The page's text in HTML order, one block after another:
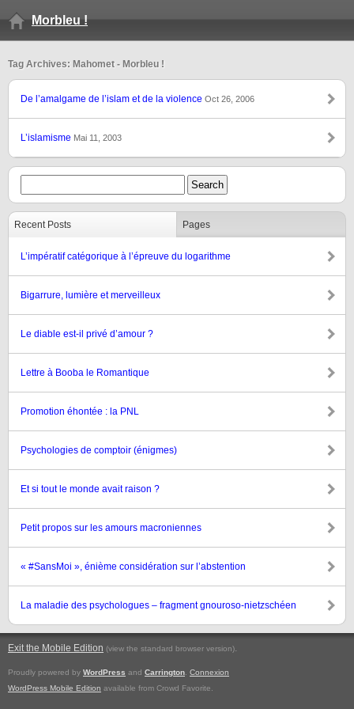
Morbleu !
Tag Archives: Mahomet - Morbleu !
De l’amalgame de l’islam et de la violence Oct 26, 2006
L’islamisme Mai 11, 2003
Recent Posts Pages
L’impératif catégorique à l’épreuve du logarithme
Bigarrure, lumière et merveilleux
Le diable est-il privé d’amour ?
Lettre à Booba le Romantique
Promotion éhontée : la PNL
Psychologies de comptoir (énigmes)
Et si tout le monde avait raison ?
Petit propos sur les amours macroniennes
« #SansMoi », énième considération sur l’abstention
La maladie des psychologues – fragment gnouroso-nietzschéen
Exit the Mobile Edition (view the standard browser version).
Proudly powered by WordPress and Carrington Connexion
WordPress Mobile Edition available from Crowd Favorite.